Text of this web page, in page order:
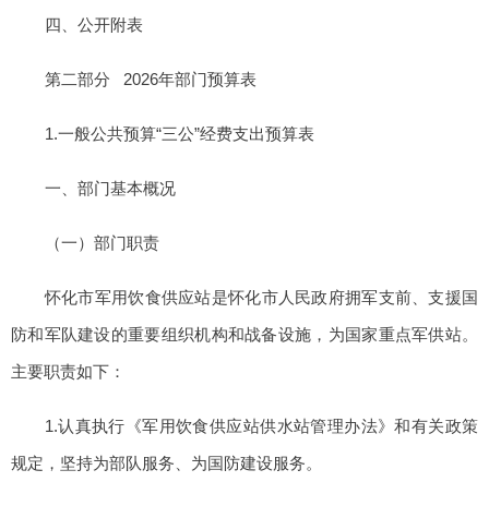
四、公开附表
第二部分 2026年部门预算表
1.一般公共预算“三公”经费支出预算表
一、部门基本概况
（一）部门职责
怀化市军用饮食供应站是怀化市人民政府拥军支前、支援国
防和军队建设的重要组织机构和战备设施，为国家重点军供站。
主要职责如下：
1.认真执行《军用饮食供应站供水站管理办法》和有关政策
规定，坚持为部队服务、为国防建设服务。